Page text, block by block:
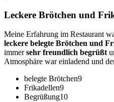
Leckere Brötchen und
Meine Erfahrung im Restaurant
leckere belegte Brötchen und
immersehr freundlich begrüßt
Atmosphäre war einladend und
belegte Brötchen9
Frikadellen9
Begrüßung10